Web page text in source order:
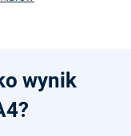
wynik